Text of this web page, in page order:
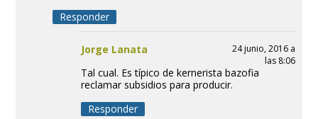
Responder
Jorge Lanata
24 junio, 2016 a
las 8:06
Tal cual. Es típico de kernerista bazofia
reclamar subsidios para producir.
Responder